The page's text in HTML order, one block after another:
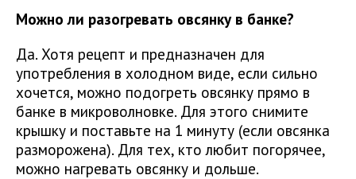
Можно ли разогревать овсянку в банке?
Да. Хотя рецепт и предназначен для
употребления в холодном виде, если сильно
хочется, можно подогреть овсянку прямо в
банке в микроволновке. Для этого снимите
крышку и поставьте на 1 минуту (если овсянка
разморожена). Для тех, кто любит погорячее,
можно нагревать овсянку и дольше.